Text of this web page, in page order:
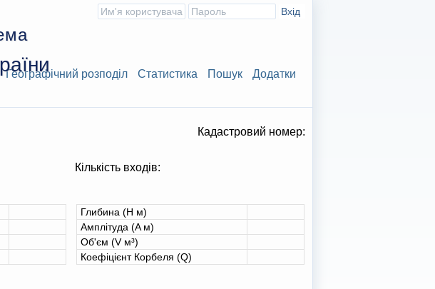
Географічний розподіл Статистика Пошук Додатки
Кадастровий номер:
Кількість входів:
Глибина (H м)
Амплітуда (A м)
Об'єм (V м³)
Коефіцієнт Корбеля (Q)